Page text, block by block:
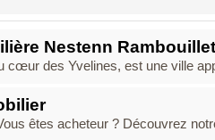
Nestenn Rambouillet
cœur des Yvelines, est une ville
êtes acheteur ? Découvrez